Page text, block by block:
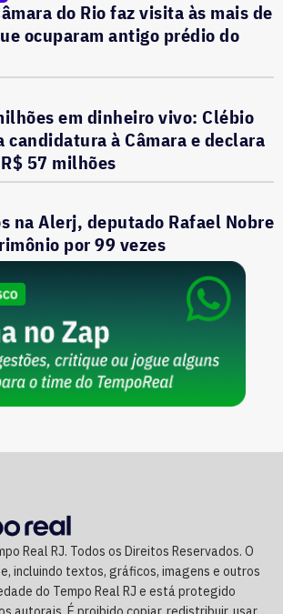
do Rio faz visita às mais de
ocuparam antigo prédio do
em dinheiro vivo: Clébio
candidatura à Câmara e declara
57 milhões
na Alerj, deputado Rafael Nobre
por 99 vezes
Real RJ. Todos os Direitos Reservados. O
incluindo textos, gráficos, imagens e outros
do Tempo Real RJ e está protegido